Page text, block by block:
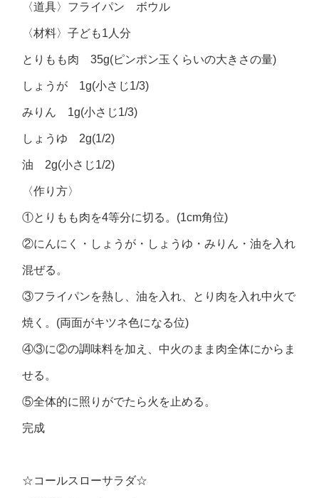
〈道具〉フライパン ボウル
〈材料〉子ども1人分
とりもも肉 35g(ピンポン玉くらいの大きさの量)
しょうが 1g(小さじ1/3)
みりん 1g(小さじ1/3)
しょうゆ 2g(1/2)
油 2g(小さじ1/2)
〈作り方〉
①とりもも肉を4等分に切る。(1cm角位)
②にんにく・しょうが・しょうゆ・みりん・油を入れ
混ぜる。
③フライパンを熱し、油を入れ、とり肉を入れ中火で
焼く。(両面がキツネ色になる位)
④③に②の調味料を加え、中火のまま肉全体にからま
せる。
⑤全体的に照りがでたら火を止める。
完成
☆コールスローサラダ☆